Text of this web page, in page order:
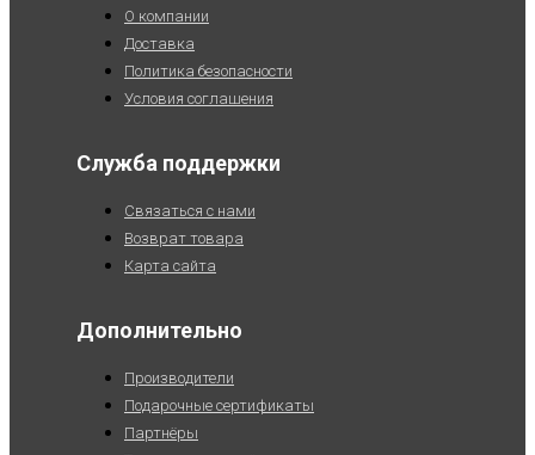
О компании
Доставка
Политика безопасности
Условия соглашения
Служба поддержки
Связаться с нами
Возврат товара
Карта сайта
Дополнительно
Производители
Подарочные сертификаты
Партнёры